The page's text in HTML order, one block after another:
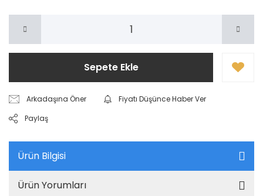
Sepete Ekle
Arkadaşına Öner
Fiyatı Düşünce Haber Ver
Paylaş
Ürün Bilgisi
Ürün Yorumları